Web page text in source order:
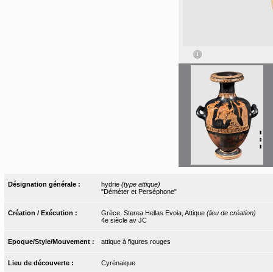
Désignation générale : hydrie (type attique)
"Déméter et Perséphone"
Création / Exécution : Grèce, Sterea Hellas Evoia, Attique (lieu de création)
4e siècle av JC
Epoque/Style/Mouvement : attique à figures rouges
Lieu de découverte : Cyrénaique